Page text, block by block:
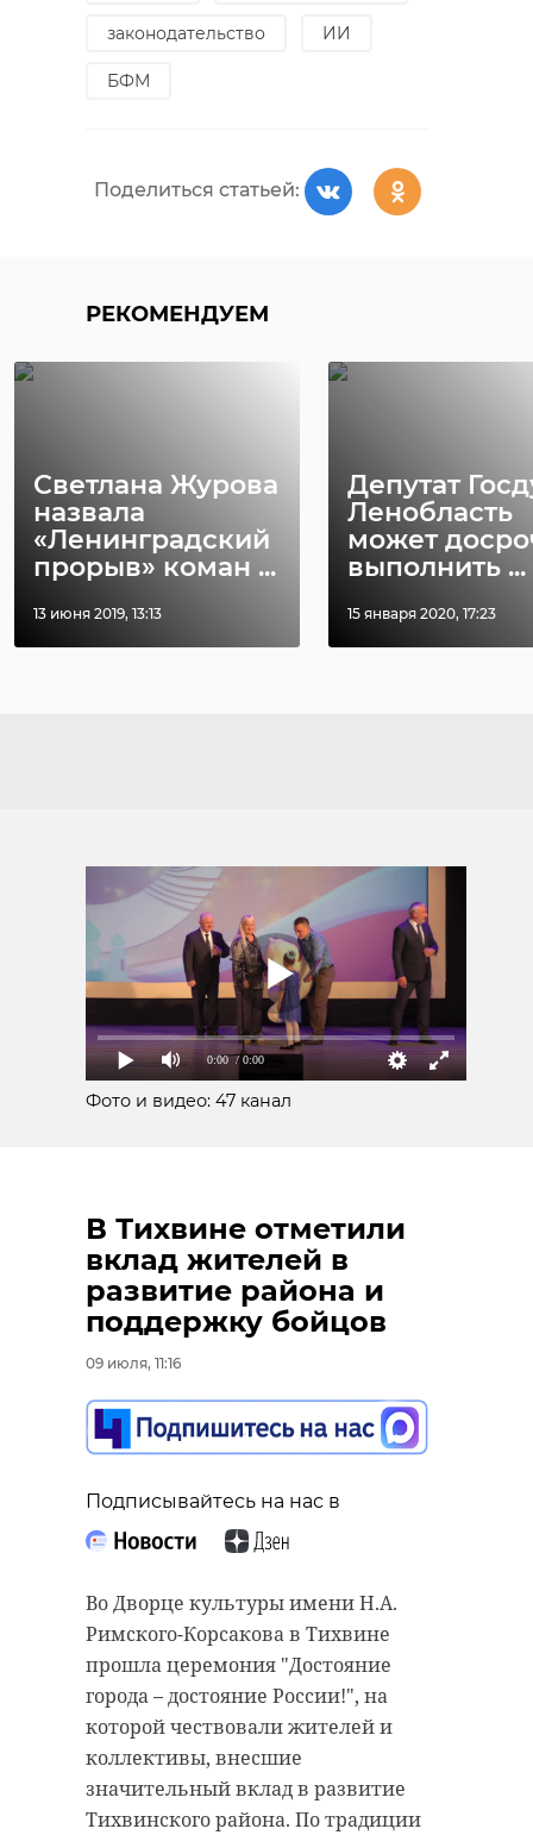
законодательство ИИ
БФМ
Поделиться статьей:
РЕКОМЕНДУЕМ
Светлана Журова
назвала
«Ленинградский
прорыв» коман ...
13 июня 2019, 13:13
Депутат
Ленобласть
может
выполнить ...
15 января 2020, 17:23
0:00 / 0:00
Фото и видео: 47 канал
В Тихвине отметили
вклад жителей в
развитие района и
поддержку бойцов
09 июля, 11:16
Подписывайтесь на нас в
Во Дворце культуры имени Н.А.
Римского-Корсакова в Тихвине
прошла церемония "Достояние
города – достояние России!", на
которой чествовали жителей и
коллективы, внесшие
значительный вклад в развитие
Тихвинского района. По традиции